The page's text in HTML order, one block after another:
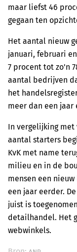
maar liefst 46
gegaan ten
Het aantal nieuw
januari, februari
7 procent tot zo'n
aantal bedrijven
het
meer dan een jaar
In vergelijking met
aantal starters
KvK met name
milieu en in de
mensen een
een jaar eerder.
juist is
detailhandel. Het
webwinkels.